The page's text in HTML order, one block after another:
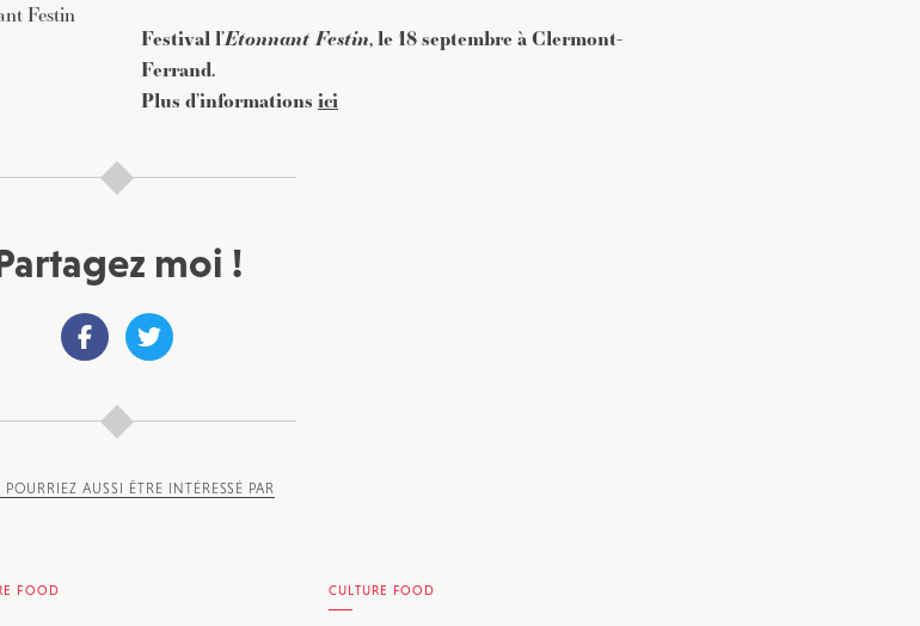
Festin
Festival l’Etonnant Festin, le 18 septembre à Clermont-
Ferrand.
Plus d’informations ici
moi !
AUSSI ÊTRE INTÉRESSÉ PAR
FOOD CULTURE FOOD